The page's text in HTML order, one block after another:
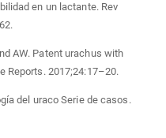
en un lactante. Rev
AW. Patent urachus with
Reports. 2017;24:17–20.
del uraco Serie de casos.